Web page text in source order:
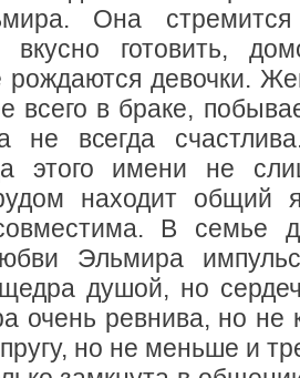
Она стремится
готовить,
девочки.
всего в браке,
не всегда
этого имени не
находит общий
В семье
Эльмира
душой, но
очень ревнива, но не
но не меньше и